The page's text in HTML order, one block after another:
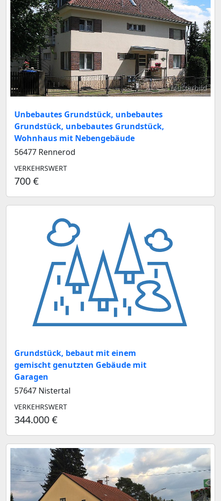
Musterbild
Unbebautes Grundstück, unbebautes
Grundstück, unbebautes Grundstück,
Wohnhaus mit Nebengebäude
56477 Rennerod
VERKEHRSWERT
700 €
Grundstück, bebaut mit einem
gemischt genutzten Gebäude mit
Garagen
57647 Nistertal
VERKEHRSWERT
344.000 €